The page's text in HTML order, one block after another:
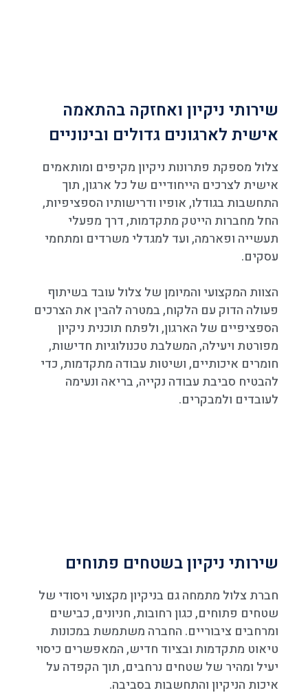
שירותי ניקיון ואחזקה בהתאמה
אישית לארגונים גדולים ובינוניים
צלול מספקת פתרונות ניקיון מקיפים ומותאמים
אישית לצרכים הייחודיים של כל ארגון, תוך
התחשבות בגודלו, אופיו ודרישותיו הספציפיות,
החל מחברות הייטק מתקדמות, דרך מפעלי
תעשייה ופארמה, ועד למגדלי משרדים ומתחמי
עסקים.
הצוות המקצועי והמיומן של צלול עובד בשיתוף
פעולה הדוק עם הלקוח, במטרה להבין את הצרכים
הספציפיים של הארגון, ולפתח תוכנית ניקיון
מפורטת ויעילה, המשלבת טכנולוגיות חדישות,
חומרים איכותיים, ושיטות עבודה מתקדמות, כדי
להבטיח סביבת עבודה נקייה, בריאה ונעימה
לעובדים ולמבקרים.
שירותי ניקיון בשטחים פתוחים
חברת צלול מתמחה גם בניקיון מקצועי ויסודי של
שטחים פתוחים, כגון רחובות, חניונים, כבישים
ומרחבים ציבוריים. החברה משתמשת במכונות
טיאוט מתקדמות ובציוד חדיש, המאפשרים כיסוי
יעיל ומהיר של שטחים נרחבים, תוך הקפדה על
איכות הניקיון והתחשבות בסביבה.